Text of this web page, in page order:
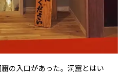
の入口があった。洞窟とはい